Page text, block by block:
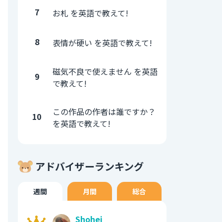
7 お札 を英語で教えて!
8 表情が硬い を英語で教えて!
9
磁気不良で使えません を英語
で教えて!
10
この作品の作者は誰ですか？
を英語で教えて!
アドバイザーランキング
週間 月間 総合
Shohei